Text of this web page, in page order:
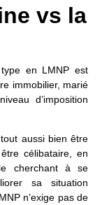
vs la
en LMNP est
immobilier, marié
d’imposition
aussi bien être
célibataire, en
cherchant à se
sa situation
n’exige pas de